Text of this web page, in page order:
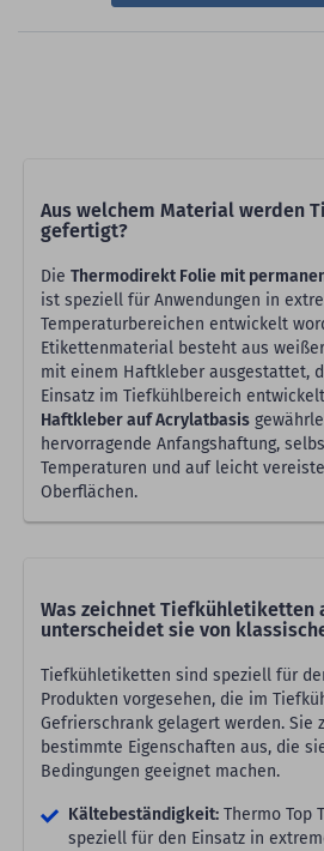
Aus welchem Material werden
gefertigt?
Die Thermodirekt Folie mit
ist speziell für Anwendungen in
Temperaturbereichen entwickelt
Etikettenmaterial besteht aus
mit einem Haftkleber ausgestattet,
Einsatz im Tiefkühlbereich
Haftkleber auf Acrylatbasis
hervorragende Anfangshaftung,
Temperaturen und auf leicht
Oberflächen.
Was zeichnet Tiefkühletiketten
unterscheidet sie von
Tiefkühletiketten sind speziell für
Produkten vorgesehen, die im
Gefrierschrank gelagert werden. Sie
bestimmte Eigenschaften aus, die
Bedingungen geeignet machen.
Kältebeständigkeit: Thermo Top
speziell für den Einsatz in